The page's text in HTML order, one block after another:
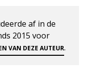
af in de
2015 voor
VAN DEZE AUTEUR.